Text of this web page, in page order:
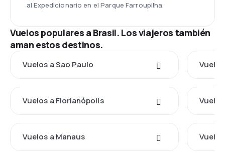
al Expedicionario en el Parque Farroupilha.
Vuelos populares a Brasil. Los viajeros también
aman estos destinos.
Vuelos a Sao Paulo
Vuelos a Florianópolis
Vuelos a Manaus